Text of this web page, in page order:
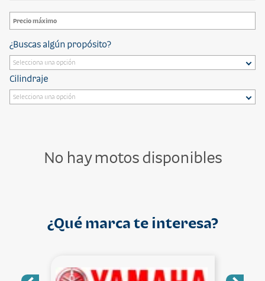
¿Buscas algún propósito?
Cilindraje
No hay motos disponibles
¿Qué marca te interesa?